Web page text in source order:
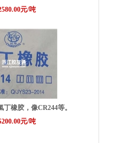
元/吨
丁橡胶，像CR244等。
元/吨